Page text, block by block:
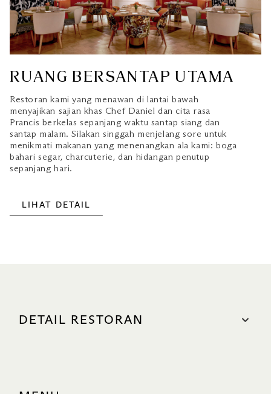
RUANG BERSANTAP UTAMA
Restoran kami yang menawan di lantai bawah
menyajikan sajian khas Chef Daniel dan cita rasa
Prancis berkelas sepanjang waktu santap siang dan
santap malam. Silakan singgah menjelang sore untuk
menikmati makanan yang menenangkan ala kami: boga
bahari segar, charcuterie, dan hidangan penutup
sepanjang hari.
LIHAT DETAIL
DETAIL RESTORAN